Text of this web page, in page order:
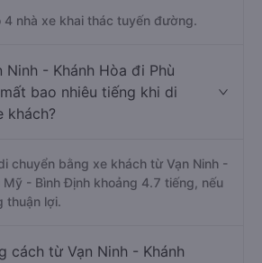
4 nhà xe khai thác tuyến đường.
Ninh - Khánh Hòa đi Phù
bao nhiêu tiếng khi di
khách?
chuyển bằng xe khách từ Vạn Ninh -
Mỹ - Bình Định khoảng 4.7 tiếng, nếu
thuận lợi.
cách từ Vạn Ninh - Khánh